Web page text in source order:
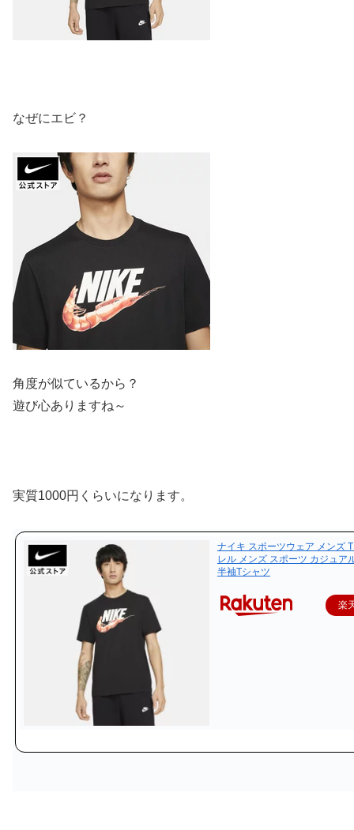
なぜにエビ？
角度が似ているから？
遊び心ありますね～
実質1000円くらいになります。
ナイキ スポーツウェア メンズ
レル メンズ スポーツ カジュア
半袖Tシャツ
楽